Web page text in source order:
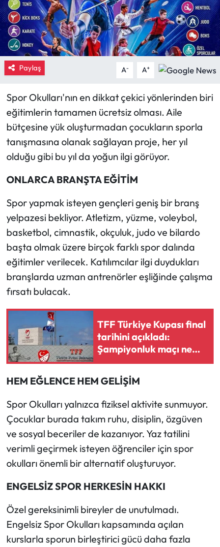
Paylaş A- A+
Spor Okulları'nın en dikkat çekici yönlerinden biri
eğitimlerin tamamen ücretsiz olması. Aile
bütçesine yük oluşturmadan çocukların sporla
tanışmasına olanak sağlayan proje, her yıl
olduğu gibi bu yıl da yoğun ilgi görüyor.
ONLARCA BRANŞTA EĞİTİM
Spor yapmak isteyen gençleri geniş bir branş
yelpazesi bekliyor. Atletizm, yüzme, voleybol,
basketbol, cimnastik, okçuluk, judo ve bilardo
başta olmak üzere birçok farklı spor dalında
eğitimler verilecek. Katılımcılar ilgi duydukları
branşlarda uzman antrenörler eşliğinde çalışma
fırsatı bulacak.
TFF Türkiye Kupası final
tarihini açıkladı:
Şampiyonluk maçı ne
zaman oynanacak?
HEM EĞLENCE HEM GELİŞİM
Spor Okulları yalnızca fiziksel aktivite sunmuyor.
Çocuklar burada takım ruhu, disiplin, özgüven
ve sosyal beceriler de kazanıyor. Yaz tatilini
verimli geçirmek isteyen öğrenciler için spor
okulları önemli bir alternatif oluşturuyor.
ENGELSİZ SPOR HERKESİN HAKKI
Özel gereksinimli bireyler de unutulmadı.
Engelsiz Spor Okulları kapsamında açılan
kurslarla sporun birleştirici gücü daha fazla
İskilip Haberleri
Kargı Haberleri
Kimdir?
Laçin Haberleri
Magazin
Mecitözü Haberleri
Oğuzlar Haberleri
Ortaköy Haberleri
Osmancık Haberleri
Otomotiv
Resmi İlan
Resmi Reklam
Sağlık
Siyaset
Spor
Sungurlu Haberleri
Turizm
Uğurludağ Haberleri
Yaşam
Yayla Haber
Yemek Tarifleri